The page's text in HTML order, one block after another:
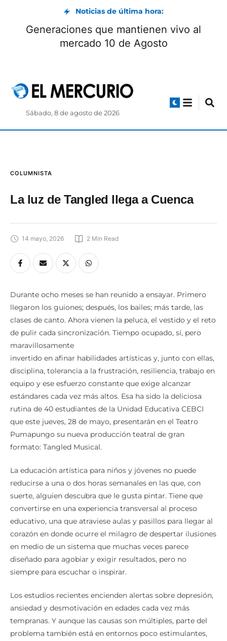
Noticias de última hora:
Generaciones que mantienen vivo al
mercado 10 de Agosto
Sábado, 8 de agosto de 2026
COLUMNISTA
La luz de Tangled llega a Cuenca
14 mayo, 2026 2 Min Read
Durante ocho meses se han reunido a ensayar. Primero
llegaron los guiones; después, los bailes; más tarde, las
clases de canto. Ahora vienen la peluca, el vestido y el reto
de pulir cada sincronización. Tiempo ocupado, sí, pero
maravillosamente
invertido en afinar habilidades artísticas y, junto con ellas,
disciplina, tolerancia a la frustración, resiliencia, trabajo en
equipo y ese esfuerzo constante que exige alcanzar
estándares cada vez más altos. Esa ha sido la deliciosa
rutina de 40 estudiantes de la Unidad Educativa CEBCI
que este jueves, 28 de mayo, presentarán en el Teatro
Pumapungo su nueva producción teatral de gran
formato: Tangled Musical.
La educación artística para niños y jóvenes no puede
reducirse a una o dos horas semanales en las que, con
suerte, alguien descubra que le gusta pintar. Tiene que
convertirse en una experiencia transversal al proceso
educativo, una que atraviese aulas y pasillos para llegar al
corazón en donde ocurre el milagro de despertar ilusiones
en medio de un sistema que muchas veces parece
diseñado para agobiar y exigir resultados, pero no
siempre para escuchar o inspirar.
Los estudios recientes encienden alertas sobre depresión,
ansiedad y desmotivación en edades cada vez más
tempranas. Y aunque las causas son múltiples, parte del
problema también está en entornos poco estimulantes,